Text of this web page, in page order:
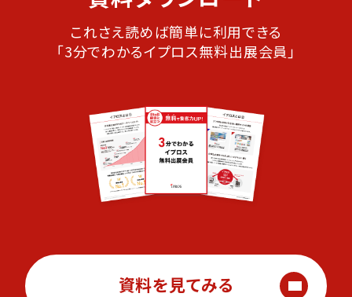
これさえ読めば簡単に利用できる
「3分でわかるイプロス無料出展会員」
資料を見てみる